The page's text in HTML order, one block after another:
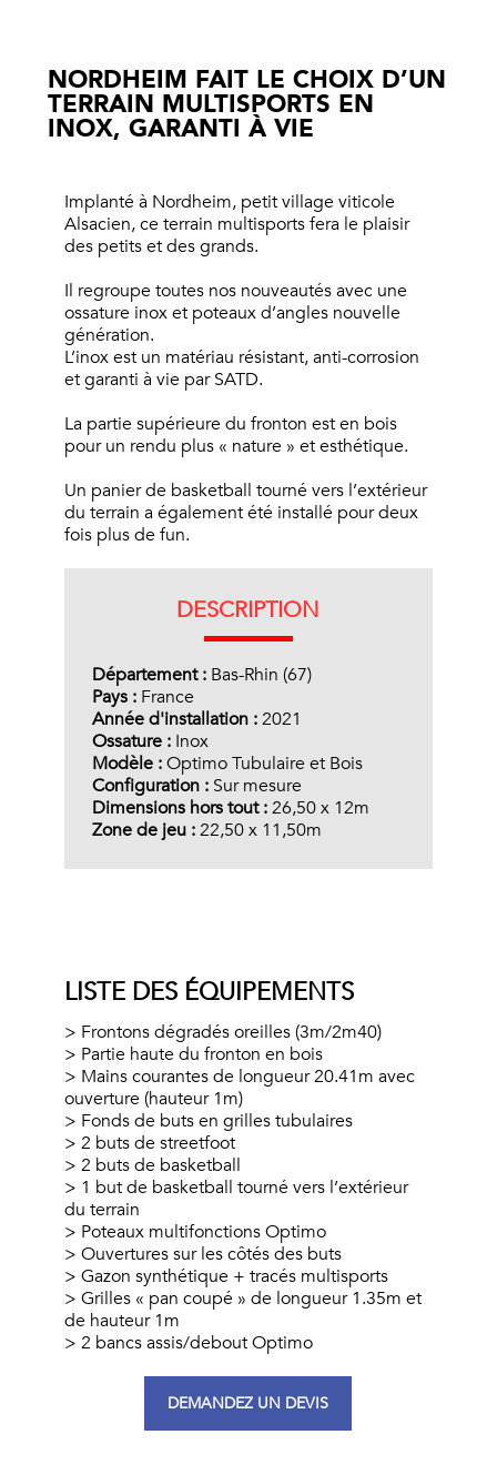
NORDHEIM FAIT LE CHOIX D’UN
TERRAIN MULTISPORTS EN
INOX, GARANTI À VIE
Implanté à Nordheim, petit village viticole
Alsacien, ce terrain multisports fera le plaisir
des petits et des grands.
Il regroupe toutes nos nouveautés avec une
ossature inox et poteaux d’angles nouvelle
génération.
L’inox est un matériau résistant, anti-corrosion
et garanti à vie par SATD.
La partie supérieure du fronton est en bois
pour un rendu plus « nature » et esthétique.
Un panier de basketball tourné vers l’extérieur
du terrain a également été installé pour deux
fois plus de fun.
DESCRIPTION
Département : Bas-Rhin (67)
Pays : France
Année d'installation :2021
Ossature : Inox
Modèle :Optimo Tubulaire et Bois
Configuration : Sur mesure
Dimensions hors tout :26,50 x 12m
Zone de jeu :22,50 x 11,50m
LISTE DES ÉQUIPEMENTS
Frontons dégradés oreilles (3m/2m40)
Partie haute du fronton en bois
Mains courantes de longueur 20.41m avec
ouverture (hauteur 1m)
Fonds de buts en grilles tubulaires
2 buts de streetfoot
2 buts de basketball
1 but de basketball tourné vers l’extérieur
du terrain
Poteaux multifonctions Optimo
Ouvertures sur les côtés des buts
Gazon synthétique + tracés multisports
Grilles « pan coupé » de longueur 1.35m et
de hauteur 1m
2 bancs assis/debout Optimo
DEMANDEZ UN DEVIS